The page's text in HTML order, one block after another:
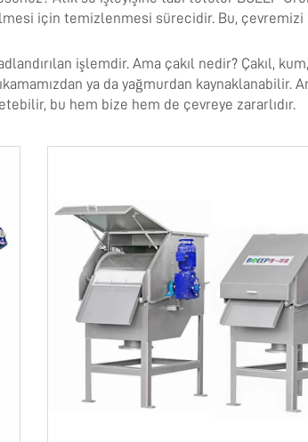
için temizlenmesi sürecidir. Bu, çevremizi
işlemdir. Ama çakıl nedir? Çakıl,
ya da yağmurdan kaynaklanabilir.
bu hem bize hem de çevreye zararlıdır.